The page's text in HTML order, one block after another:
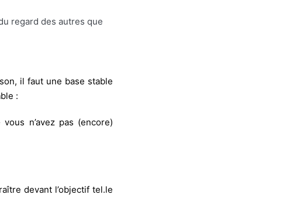
regard des autres que
il faut une base stable
:
n’avez pas (encore)
devant l’objectif tel.le